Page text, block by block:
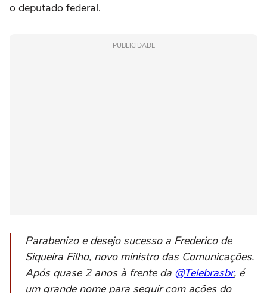
o deputado federal.
PUBLICIDADE
Parabenizo e desejo sucesso a Frederico de
Siqueira Filho, novo ministro das Comunicações.
Após quase 2 anos à frente da @Telebrasbr, é
um grande nome para seguir com ações do